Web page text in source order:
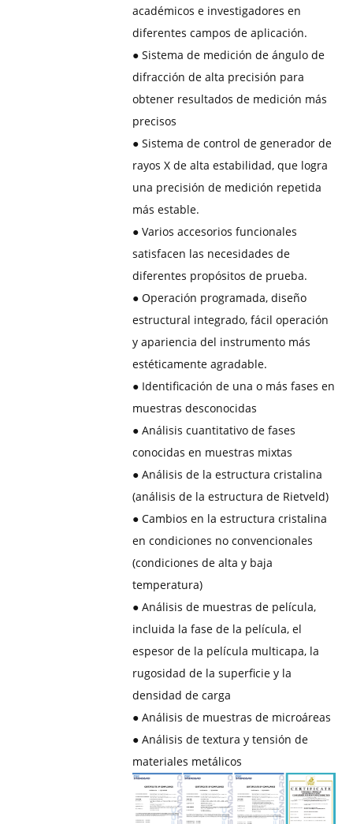
académicos e investigadores en
diferentes campos de aplicación.
● Sistema de medición de ángulo de
difracción de alta precisión para
obtener resultados de medición más
precisos
● Sistema de control de generador de
rayos X de alta estabilidad, que logra
una precisión de medición repetida
más estable.
● Varios accesorios funcionales
satisfacen las necesidades de
diferentes propósitos de prueba.
● Operación programada, diseño
estructural integrado, fácil operación
y apariencia del instrumento más
estéticamente agradable.
● Identificación de una o más fases en
muestras desconocidas
● Análisis cuantitativo de fases
conocidas en muestras mixtas
● Análisis de la estructura cristalina
(análisis de la estructura de Rietveld)
● Cambios en la estructura cristalina
en condiciones no convencionales
(condiciones de alta y baja
temperatura)
● Análisis de muestras de película,
incluida la fase de la película, el
espesor de la película multicapa, la
rugosidad de la superficie y la
densidad de carga
● Análisis de muestras de microáreas
● Análisis de textura y tensión de
materiales metálicos